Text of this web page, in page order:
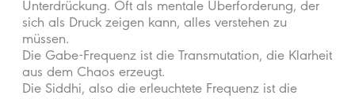
Unterdrückung. Oft als mentale Überforderung, der
sich als Druck zeigen kann, alles verstehen zu
müssen.
Die Gabe-Frequenz ist die Transmutation, die Klarheit
aus dem Chaos erzeugt.
Die Siddhi, also die erleuchtete Frequenz ist die